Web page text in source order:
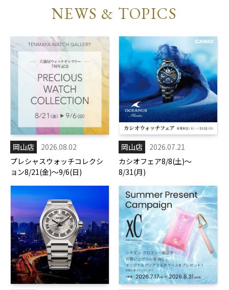
NEWS & TOPICS
岡山店
2026.08.02
プレシャスウォッチコレクシ
ョン8/21(金)～9/6(日)
岡山店
2026.07.21
カシオフェア8/8(土)～
8/31(月)